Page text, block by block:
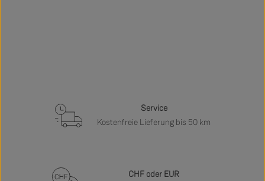
Service
Kostenfreie Lieferung bis 50 km
CHF oder EUR